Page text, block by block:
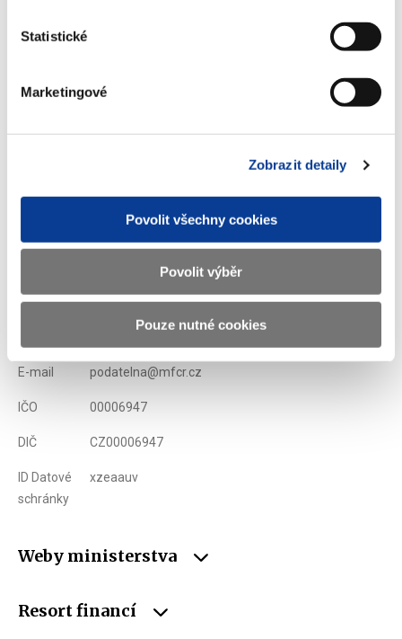
Statistické
Marketingové
Zobrazit detaily
Povolit všechny cookies
Povolit výběr
Pouze nutné cookies
Doporučeno 43 ×
Ministerstvo financí ČR
Adresa Letenská 15, 118 10 Praha
E-mail podatelna@mfcr.cz
IČO 00006947
DIČ CZ00006947
ID Datové
schránky
xzeaauv
Weby ministerstva
Resort financí